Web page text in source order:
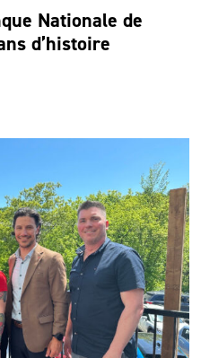
Nationale de
d’histoire